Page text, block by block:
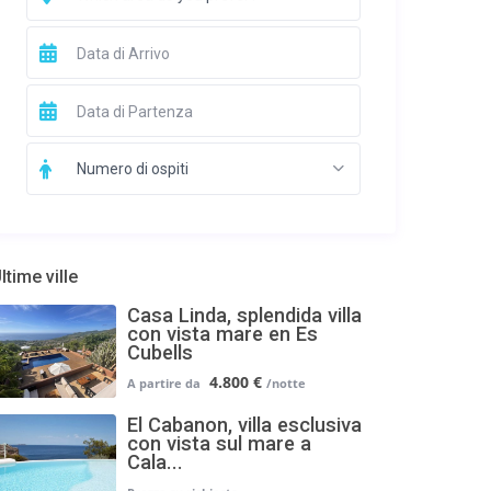
Numero di ospiti
ville
Casa Linda, splendida villa
con vista mare en Es
Cubells
4.800 €
El Cabanon, villa esclusiva
con vista sul mare a
Cala...